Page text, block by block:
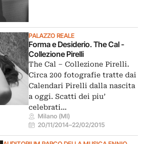
PALAZZO REALE
Forma e Desiderio. The Cal -
Collezione Pirelli
The Cal – Collezione Pirelli.
Circa 200 fotografie tratte dai
Calendari Pirelli dalla nascita
a oggi. Scatti dei piu’
celebrati…
Milano (MI)
20/11/2014–22/02/2015